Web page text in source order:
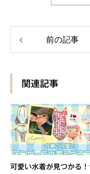
前の記事
関連記事
可愛い水着が見つかる！